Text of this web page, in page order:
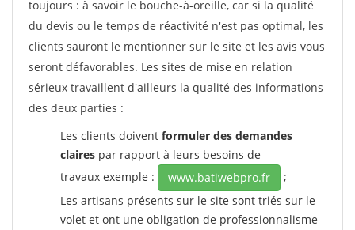
toujours : à savoir le bouche-à-oreille, car si la qualité
du devis ou le temps de réactivité n'est pas optimal, les
clients sauront le mentionner sur le site et les avis vous
seront défavorables. Les sites de mise en relation
sérieux travaillent d'ailleurs la qualité des informations
des deux parties :
Les clients doivent formuler des demandes
claires par rapport à leurs besoins de
travaux exemple :
www.batiwebpro.fr
;
Les artisans présents sur le site sont triés sur le
volet et ont une obligation de professionnalisme